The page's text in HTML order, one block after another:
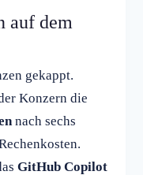
auf dem
gekappt.
Konzern die
nach sechs
GitHub Copilot